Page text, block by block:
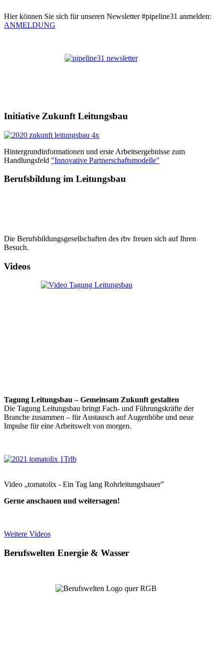
Hier können Sie sich für unseren Newsletter #pipeline31 anmelden:
ANMELDUNG
Initiative Zukunft Leitungsbau
Hintergrundinformationen und erste Arbeitsergebnisse zum
Handlungsfeld "Innovative Partnerschaftsmodelle"
Berufsbildung im Leitungsbau
Die Berufsbildungsgesellschaften des rbv freuen sich auf Ihren
Besuch.
Videos
Tagung Leitungsbau – Gemeinsam Zukunft gestalten
Die Tagung Leitungsbau bringt Fach- und Führungskräfte der
Branche zusammen – für Austausch auf Augenhöhe und neue
Impulse für eine Arbeitswelt von morgen.
Video „tomatolix - Ein Tag lang Rohrleitungsbauer”
Gerne anschauen und weitersagen!
Weitere Videos
Berufswelten Energie & Wasser